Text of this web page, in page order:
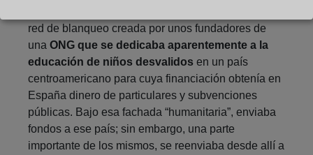
red de blanqueo creada por unos fundadores de
una ONG que se dedicaba aparentemente a la
educación de niños desvalidos en un país
centroamericano para cuya financiación obtenía en
España dinero de particulares y subvenciones
públicas. Bajo esa fachada “humanitaria”, enviaba
fondos a ese país; sin embargo, una parte
importante de los mismos, se reenviaba desde allí a